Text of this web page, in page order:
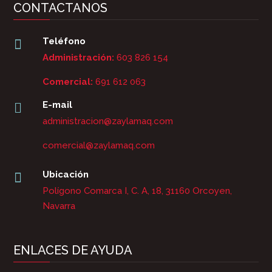
CONTACTANOS

Teléfono
Administración: 603 826 154
Comercial: 691 612 063

E-mail
administracion@zaylamaq.com
comercial@zaylamaq.com

Ubicación
Polígono Comarca I, C. A, 18, 31160 Orcoyen,
Navarra
ENLACES DE AYUDA